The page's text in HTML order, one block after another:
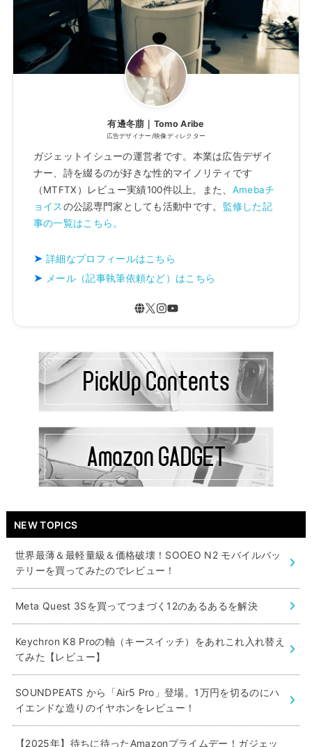
有邊冬萠｜Tomo Aribe
広告デザイナー/映像ディレクター
ガジェットイシューの運営者です。本業は広告デザイ
ナー、詩を綴るのが好きな性的マイノリティです
（MTFTX）レビュー実績100件以上。また、 Amebaチ
ョイスの公認専門家としても活動中です。 監修した記
事の一覧はこちら。
詳細なプロフィールはこちら
メール（記事執筆依頼など）はこちら
NEW TOPICS
世界最薄＆最軽量級＆価格破壊！SOOEO N2 モバイルバッ
テリーを買ってみたのでレビュー！
Meta Quest 3Sを買ってつまづく12のあるあるを解決
Keychron K8 Proの軸（キースイッチ）をあれこれ入れ替え
てみた【レビュー】
SOUNDPEATS から「Air5 Pro」登場。1万円を切るのにハ
イエンドな造りのイヤホンをレビュー！
【2025年】待ちに待ったAmazonプライムデー！ガジェッ